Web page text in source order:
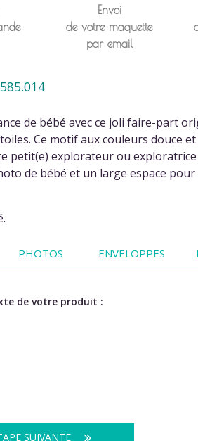
Envoi
de votre maquette
par email
585.014
de bébé avec ce joli faire-part
Ce motif aux couleurs douce
petit(e) explorateur ou
de bébé et un large espace
PHOTOS ENVELOPPES
de votre produit :
SUIVANTE